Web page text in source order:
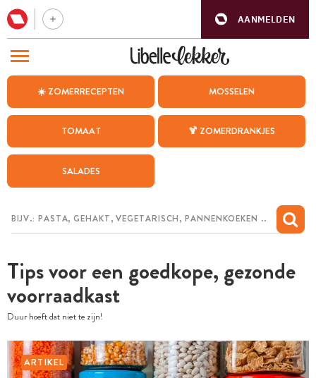
AANMELDEN
☀️ ZOMERRECEPTEN MOSSELEN
TOMAAT 🍹 ZOMERDRANKJES
SALADES
Tips voor een goedkope, gezonde
voorraadkast
Duur hoeft dat niet te zijn!
ARTIKEL
BEZOEK ONZE ANDERE WEBSITES
WEEKMENU
CHAT MET MAIA
MIJN BEWAARDE RECEPTEN